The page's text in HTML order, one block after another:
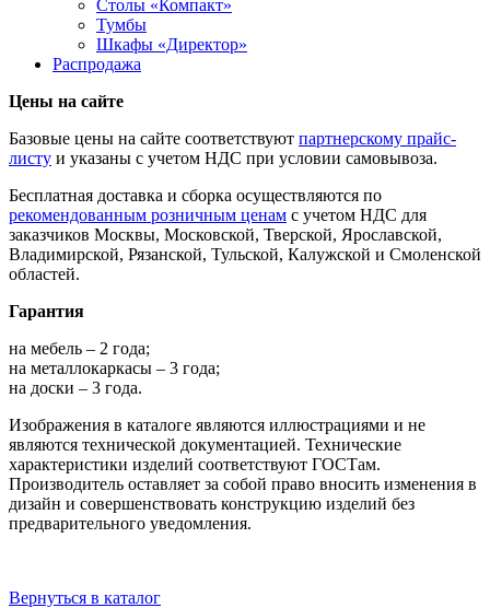
Столы «Компакт»
Тумбы
Шкафы «Директор»
Распродажа
Цены на сайте
Базовые цены на сайте соответствуют партнерскому прайс-
листу и указаны с учетом НДС при условии самовывоза.
Бесплатная доставка и сборка осуществляются по
рекомендованным розничным ценам с учетом НДС для
заказчиков Москвы, Московской, Тверской, Ярославской,
Владимирской, Рязанской, Тульской, Калужской и Смоленской
областей.
Гарантия
на мебель – 2 года;
на металлокаркасы – 3 года;
на доски – 3 года.
Изображения в каталоге являются иллюстрациями и не
являются технической документацией. Технические
характеристики изделий соответствуют ГОСТам.
Производитель оставляет за собой право вносить изменения в
дизайн и совершенствовать конструкцию изделий без
предварительного уведомления.
Вернуться в каталог